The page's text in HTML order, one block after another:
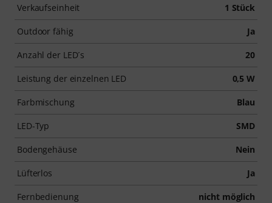
Verkaufseinheit 1 Stück
Outdoor fähig Ja
Anzahl der LED´s 20
Leistung der einzelnen LED 0,5 W
Farbmischung Blau
LED-Typ SMD
Bodengehäuse Nein
Lüfterlos Ja
Fernbedienung nicht möglich